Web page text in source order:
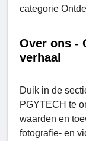
categorie
Over ons -
verhaal
Duik in de
PGYTECH te
waarden en
fotografie- en